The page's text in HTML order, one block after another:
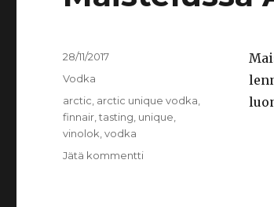
Julkaistu
28/11/2017
Kategoriat
Vodka
Avainsanat
arctic arctic unique vodka
finnair ,tasting unique
vinolok ,vodka
Jätä kommenttiartikkeliin